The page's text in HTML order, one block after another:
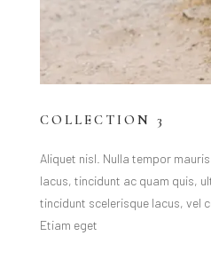
COLLECTION 3
Aliquet nisl. Nulla tempor
lacus, tincidunt ac quam quis,
tincidunt scelerisque lacus, vel
Etiam eget